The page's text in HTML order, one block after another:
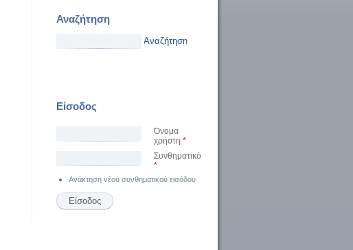
Αναζήτηση
Είσοδος
Όνομα
χρήστη *
Συνθηματικό
*
Ανάκτηση νέου συνθηματικού εισόδου